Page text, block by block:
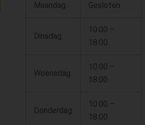
Maandag Gesloten
Dinsdag
10:00 –
18:00
Woensdag
10:00 –
18:00
Donderdag
10:00 –
18:00